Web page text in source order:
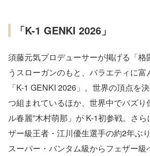
「K-1 GENKI 2026」
須藤元気プロデューサーが掲げる「格
うスローガンのもと、バラエティに
「K-1 GENKI 2026」。世界の頂点を
つ組まれているほか、世界中でバズり
ル春麗”⽊村萌那」が K-1初参戦。さ
ザー級王者・江川優⽣選手の約2年ぶ
スーパー・バンタム級からフェザー級